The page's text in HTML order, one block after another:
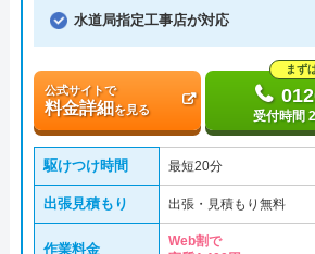
水道局指定工事店が対応
公式サイトで
料金詳細を見る
まず
受付時間
駆けつけ時間 最短20分
出張見積もり 出張・見積もり無料
作業料金
Web割で